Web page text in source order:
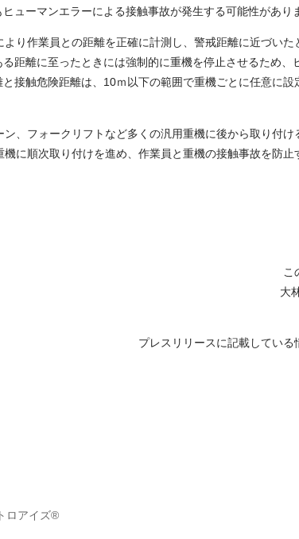
ューマンエラーによる接触事故が発生する可能性があり
より作業員との距離を正確に計測し、警戒距離に近づい
距離に至ったときには強制的に重機を停止させるため
接触危険距離は、10ｍ以下の範囲で重機ごとに任意に
ン、フォークリフトなど多くの汎用重機に後から取り付
機に順次取り付けを進め、作業員と重機の接触事故を防
こ
大
プレスリリースに記載してい
ロアイズ®